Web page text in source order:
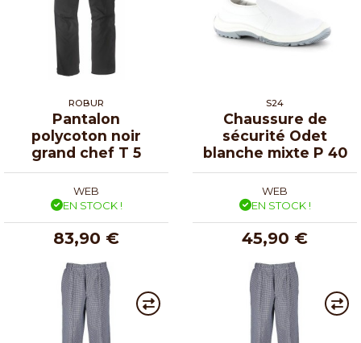
ROBUR
Pantalon
polycoton noir
grand chef T 5
WEB
EN STOCK !
83,90 €
S24
Chaussure de
sécurité Odet
blanche mixte P 40
WEB
EN STOCK !
45,90 €